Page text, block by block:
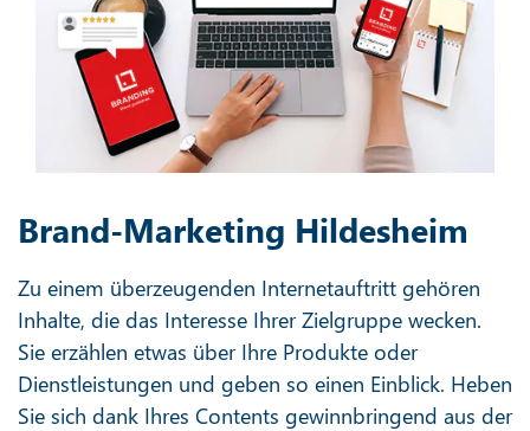
Brand-Marketing Hildesheim
Zu einem überzeugenden Internetauftritt gehören
Inhalte, die das Interesse Ihrer Zielgruppe wecken.
Sie erzählen etwas über Ihre Produkte oder
Dienstleistungen und geben so einen Einblick. Heben
Sie sich dank Ihres Contents gewinnbringend aus der